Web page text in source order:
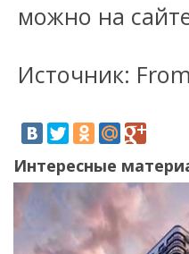
можно на
Источник:
Интересные